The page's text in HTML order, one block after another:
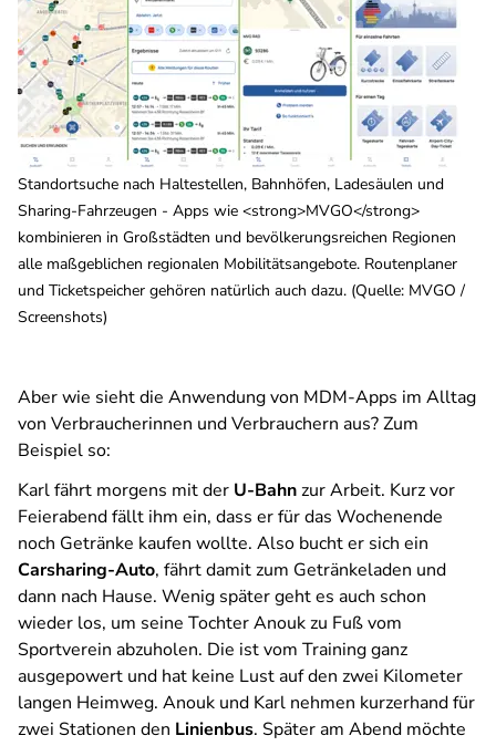
Standortsuche nach Haltestellen, Bahnhöfen, Ladesäulen und
Sharing-Fahrzeugen - Apps wie <strong>MVGO</strong>
kombinieren in Großstädten und bevölkerungsreichen Regionen
alle maßgeblichen regionalen Mobilitätsangebote. Routenplaner
und Ticketspeicher gehören natürlich auch dazu. (Quelle: MVGO /
Screenshots)
Aber wie sieht die Anwendung von MDM-Apps im Alltag
von Verbraucherinnen und Verbrauchern aus? Zum
Beispiel so:
Karl fährt morgens mit der U-Bahnzur Arbeit. Kurz vor
Feierabend fällt ihm ein, dass er für das Wochenende
noch Getränke kaufen wollte. Also bucht er sich ein
Carsharing-Auto, fährt damit zum Getränkeladen und
dann nach Hause. Wenig später geht es auch schon
wieder los, um seine Tochter Anouk zu Fuß vom
Sportverein abzuholen. Die ist vom Training ganz
ausgepowert und hat keine Lust auf den zwei Kilometer
langen Heimweg. Anouk und Karl nehmen kurzerhand für
zwei Stationen den Linienbus. Später am Abend möchte